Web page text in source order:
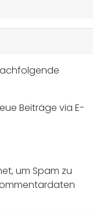
Beiträge via E-
um Spam zu